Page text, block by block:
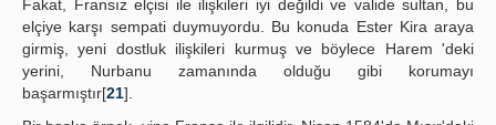
Fakat, Fransız elçisi ile ilişkileri iyi değildi ve valide sultan, bu
elçiye karşı sempati duymuyordu. Bu konuda Ester Kira araya
girmiş, yeni dostluk ilişkileri kurmuş ve böylece Harem 'deki
yerini, Nurbanu zamanında olduğu gibi korumayı
başarmıştır[21].